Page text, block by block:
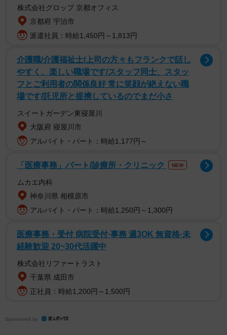
シルバー戦隊ポールレンジャーと、彼らの生みの親のAYAさん
シルバー戦隊ポールレンジャーのメンバーは、リーダーで
ある「レッド」のもりぞうを筆頭に、「ブルーレンジャ
ー」のふうせん師匠、「ブラックレンジャー」のロックン
ロールひでき、そして「シルバーレンジャー」のゴッドハ
ンドまさのりからなる、心若き4人の勇者たち。そんな彼ら
は、若手の「ピンクレンジャー」エキセントリック♡ゆう
ろと共に、長堀橋の平和を守るため、対立する悪の秘密組
株式会社グロップ 京都オフィス
京都府 宇治市
派遣社員：時給1,450円～1,813円
介護職/介護福祉士/上司の方々もフランクで話し
やすく、楽しい職場です/スタッフ同士、スタッ
フとご利用者の関係良好 常に笑顔が絶えない職
場です/託児所と提携しているのでまだ小さ
スイートガーデン東寝屋川
大阪府 寝屋川市
アルバイト・パート：時給1,177円～
「医療事務」パート/診療所・クリニック NEW
ムカエ内科
神奈川県 相模原市
アルバイト・パート：時給1,250円～1,300円
医療事務・受付 病院受付·事務 週3OK 無資格·未
経験歓迎 20~30代活躍中
株式会社リファートラスト
千葉県 成田市
正社員：時給1,200円～1,500円
Sponsored by